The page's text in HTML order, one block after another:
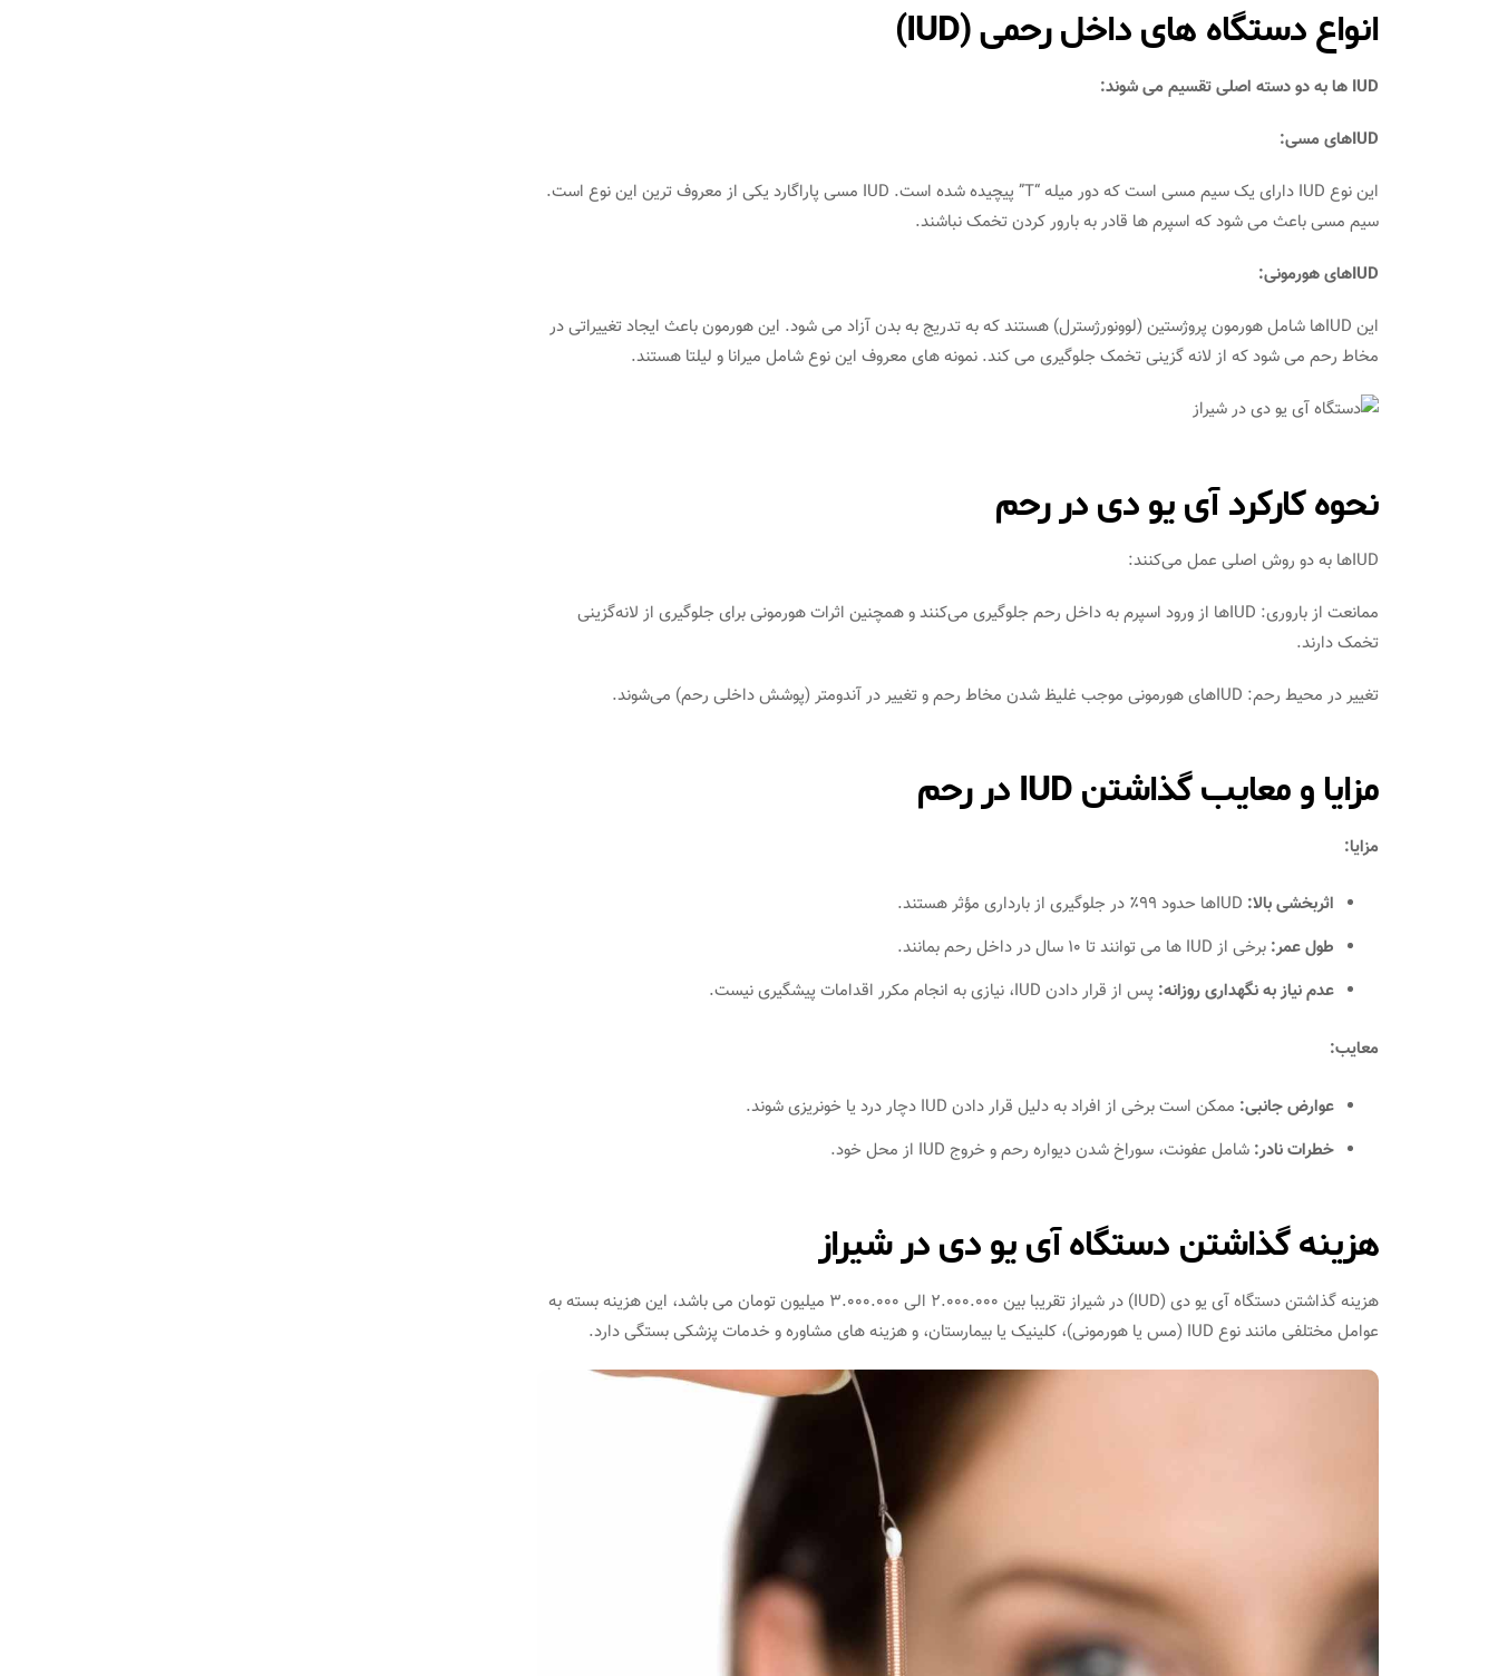
انواع دستگاه‌ های داخل رحمی (IUD)
IUD ها به دو دسته اصلی تقسیم می‌ شوند:
IUDهای مسی:
این نوع IUD دارای یک سیم مسی است که دور میله “T” پیچیده شده است. IUD مسی پاراگارد یکی از معروف‌ ترین این نوع است.
سیم مسی باعث می‌ شود که اسپرم‌ ها قادر به بارور کردن تخمک نباشند.
IUDهای هورمونی:
این IUDها شامل هورمون پروژستین (لوونورژسترل) هستند که به تدریج به بدن آزاد می‌ شود. این هورمون باعث ایجاد تغییراتی در
مخاط رحم می‌ شود که از لانه‌ گزینی تخمک جلوگیری می‌ کند. نمونه‌ های معروف این نوع شامل میرانا و لیلتا هستند.
نحوه کارکرد آی یو دی در رحم
IUDها به دو روش اصلی عمل می‌کنند:
ممانعت از باروری: IUDها از ورود اسپرم به داخل رحم جلوگیری می‌کنند و همچنین اثرات هورمونی برای جلوگیری از لانه‌گزینی
تخمک دارند.
تغییر در محیط رحم: IUDهای هورمونی موجب غلیظ شدن مخاط رحم و تغییر در آندومتر (پوشش داخلی رحم) می‌شوند.
مزایا و معایب گذاشتن IUD در رحم
مزایا:
اثربخشی بالا:
طول عمر: برخی از IUD ها می‌ توانند تا 10 سال در داخل رحم بمانند.
عدم نیاز به نگهداری روزانه: پس از قرار دادن IUD، نیازی به انجام مکرر اقدامات پیشگیری نیست.
معایب:
عوارض جانبی: ممکن است برخی از افراد به دلیل قرار دادن IUD دچار درد یا خونریزی شوند.
خطرات نادر: شامل عفونت، سوراخ شدن دیواره رحم و خروج IUD از محل خود.
هزینه گذاشتن دستگاه آی یو دی در شیراز
هزینه گذاشتن دستگاه آی‌ یو‌ دی (IUD) در شیراز تقریبا بین 2.000.000 الی 3.000.000 میلیون تومان می باشد، این هزینه بسته به
عوامل مختلفی مانند نوع IUD (مس یا هورمونی)، کلینیک یا بیمارستان، و هزینه‌ های مشاوره و خدمات پزشکی بستگی دارد.